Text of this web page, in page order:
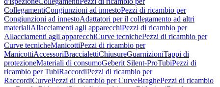
CollegamentiCongiunzioni ad innestoPezzi di ricambio per
Congiunzioni ad innestoAdattatori per il collegamento ad altri
materialiAllacciamenti agli apparecchiPezzi di ricambio per
Allacciamenti agli apparecchiCurve tecnichePezzi di ricambio per
Curve tecnicheManicottiPezzi di ricambio per
ManicottiAccessoriBraccialettiChiusureGuarnizioniTappi di
protezioneMateriali di consumoGeberit Silent-ProTubiPezzi di
ricambio per TubiRaccordiPezzi di ricambio per
RaccordiCurvePezzi di ricambio per CurveBraghePezzi di ricambio